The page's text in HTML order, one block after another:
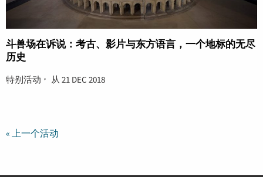
斗兽场在诉说：考古、影片与东方语言，一个地标的无尽
历史
特别活动 从 21 DEC 2018
«上一个活动